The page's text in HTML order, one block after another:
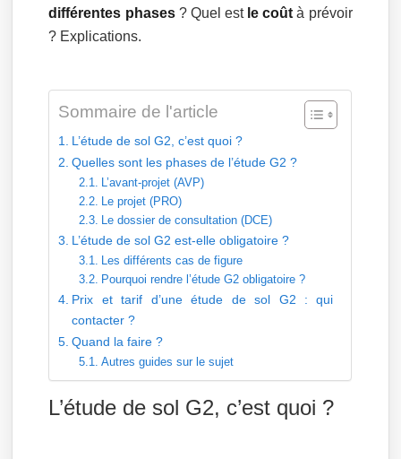
différentes phases? Quel estle coût à prévoir
? Explications.
Sommaire de l'article
L’étude de sol G2, c’est quoi ?
Quelles sont les phases de l’étude G2 ?
L’avant-projet (AVP)
Le projet (PRO)
Le dossier de consultation (DCE)
L’étude de sol G2 est-elle obligatoire ?
Les différents cas de figure
Pourquoi rendre l’étude G2 obligatoire ?
Prix et tarif d’une étude de sol G2 : qui
contacter ?
Quand la faire ?
Autres guides sur le sujet
L’étude de sol G2, c’est quoi ?